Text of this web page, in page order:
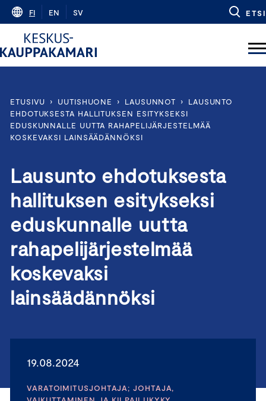
Skip
content
FI EN SV ETSI
ETUSIVU › UUTISHUONE › LAUSUNNOT ›
LAUSUNTO
EHDOTUKSESTA HALLITUKSEN ESITYKSEKSI
EDUSKUNNALLE UUTTA RAHAPELIJÄRJESTELMÄÄ
KOSKEVAKSI LAINSÄÄDÄNNÖKSI
Lausunto ehdotuksesta
hallituksen esitykseksi
eduskunnalle uutta
rahapelijärjestelmää
koskevaksi
lainsäädännöksi
19.08.2024
VARATOIMITUSJOHTAJA; JOHTAJA,